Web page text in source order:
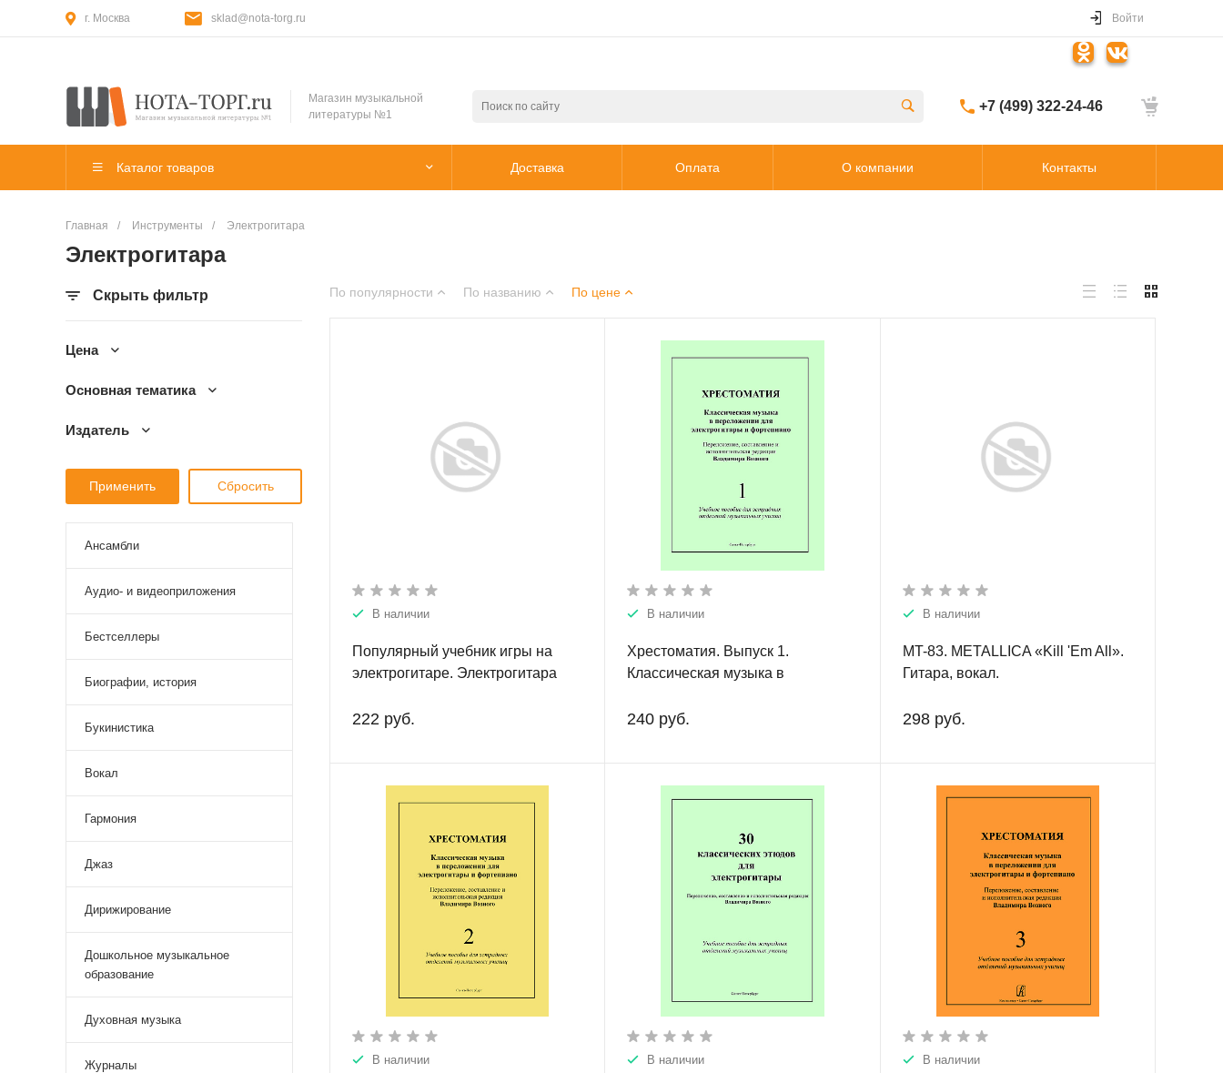
г. Москва sklad@nota-torg.ru Войти
Магазин музыкальной
литературы №1
+7 (499) 322-24-46
Каталог товаров Доставка Оплата О компании Контакты
Главная / Инструменты / Электрогитара
Электрогитара
Скрыть фильтр
Цена
Основная тематика
Издатель
Ансамбли
Аудио- и видеоприложения
Бестселлеры
Биографии, история
Букинистика
Вокал
Гармония
Джаз
Дирижирование
Дошкольное музыкальное
образование
Духовная музыка
Журналы
По популярности По названию По цене
В наличии
Популярный учебник игры на
электрогитаре. Электрогитара
222 руб.
В наличии
Хрестоматия. Выпуск 1.
Классическая музыка в
и фортепиано. Учебное пособие
240 руб.
В наличии
MT-83. METALLICA «Kill 'Em All».
Гитара, вокал.
298 руб.
В наличии В наличии В наличии